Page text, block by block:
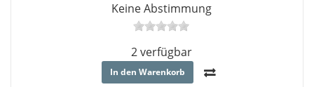
Keine Abstimmung
2 verfügbar
In den Warenkorb